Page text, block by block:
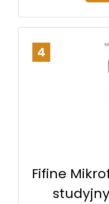
4
Fifine
studyjny